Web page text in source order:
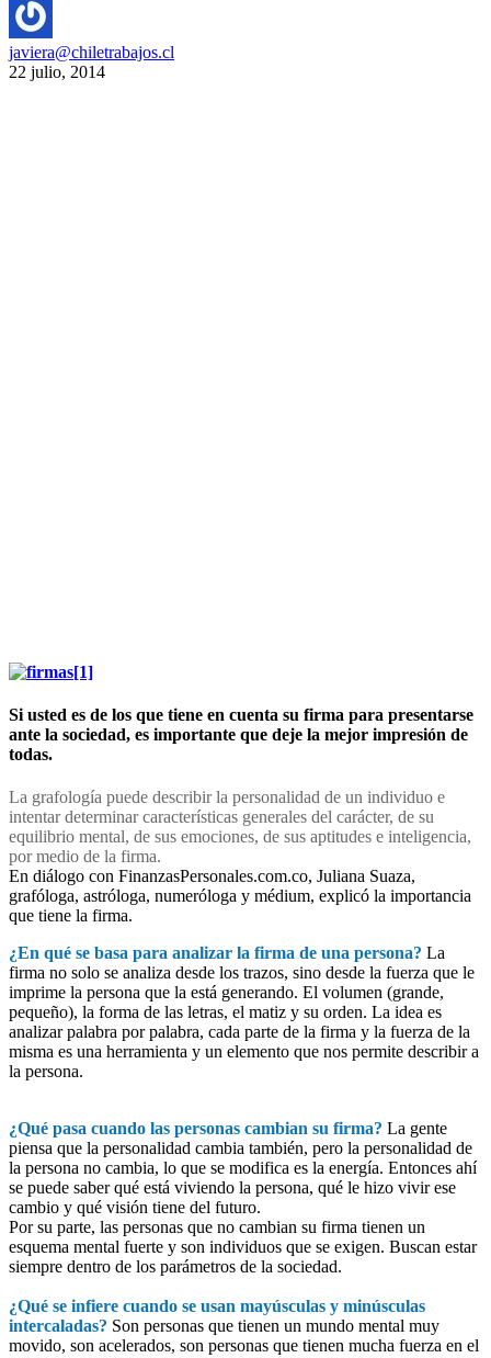
javiera@chiletrabajos.cl
22 julio, 2014
Si usted es de los que tiene en cuenta su firma para presentarse
ante la sociedad, es importante que deje la mejor impresión de
todas.
La grafología puede describir la personalidad de un individuo e
intentar determinar características generales del carácter, de su
equilibrio mental, de sus emociones, de sus aptitudes e inteligencia,
por medio de la firma.
En diálogo con FinanzasPersonales.com.co, Juliana Suaza,
grafóloga, astróloga, numeróloga y médium, explicó la importancia
que tiene la firma.
¿En qué se basa para analizar la firma de una persona? La
firma no solo se analiza desde los trazos, sino desde la fuerza que le
imprime la persona que la está generando. El volumen (grande,
pequeño), la forma de las letras, el matiz y su orden. La idea es
analizar palabra por palabra, cada parte de la firma y la fuerza de la
misma es una herramienta y un elemento que nos permite describir a
la persona.
¿Qué pasa cuando las personas cambian su firma? La gente
piensa que la personalidad cambia también, pero la personalidad de
la persona no cambia, lo que se modifica es la energía. Entonces ahí
se puede saber qué está viviendo la persona, qué le hizo vivir ese
cambio y qué visión tiene del futuro.
Por su parte, las personas que no cambian su firma tienen un
esquema mental fuerte y son individuos que se exigen. Buscan estar
siempre dentro de los parámetros de la sociedad.
¿Qué se infiere cuando se usan mayúsculas y minúsculas
intercaladas? Son personas que tienen un mundo mental muy
movido, son acelerados, son personas que tienen mucha fuerza en el